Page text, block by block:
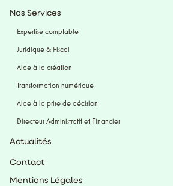
Nos Services
Expertise comptable
Juridique & Fiscal
Aide à la création
Transformation numérique
Aide à la prise de décision
Directeur Administratif et Financier
Actualités
Contact
Mentions Légales